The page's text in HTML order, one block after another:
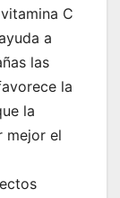
C
a
las
la
la
mejor el